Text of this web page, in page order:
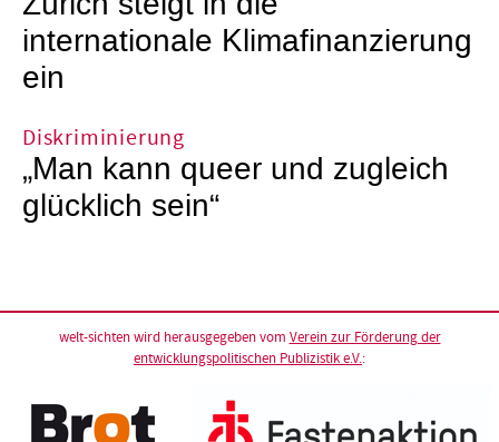
internationale Klimafinanzierung
ein
Diskriminierung
„Man kann queer und zugleich
glücklich sein“
welt-sichten wird herausgegeben vom Verein zur Förderung der
entwicklungspolitischen Publizistik e.V.: